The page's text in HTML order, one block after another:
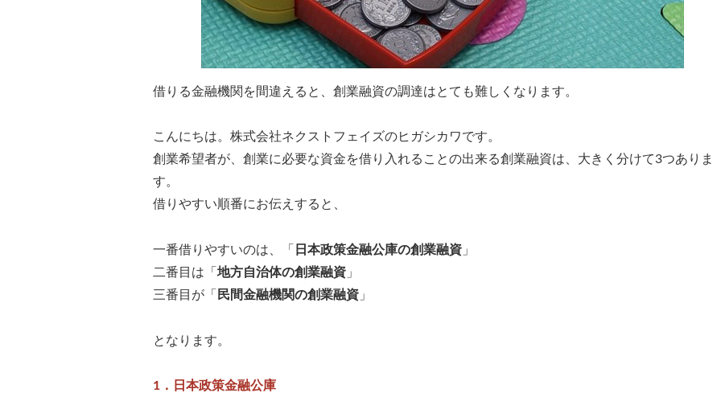
借りる金融機関を間違えると、創業融資の調達はとても難しくなります。
こんにちは。株式会社ネクストフェイズのヒガシカワです。
創業希望者が、創業に必要な資金を借り入れることの出来る創業融資は、大きく分けて3つありま
す。
借りやすい順番にお伝えすると、
一番借りやすいのは、「 日本政策金融公庫の創業融資 」
二番目は「 地方自治体の創業融資 」
三番目が「 民間金融機関の創業融資 」
となります。
1．日本政策金融公庫